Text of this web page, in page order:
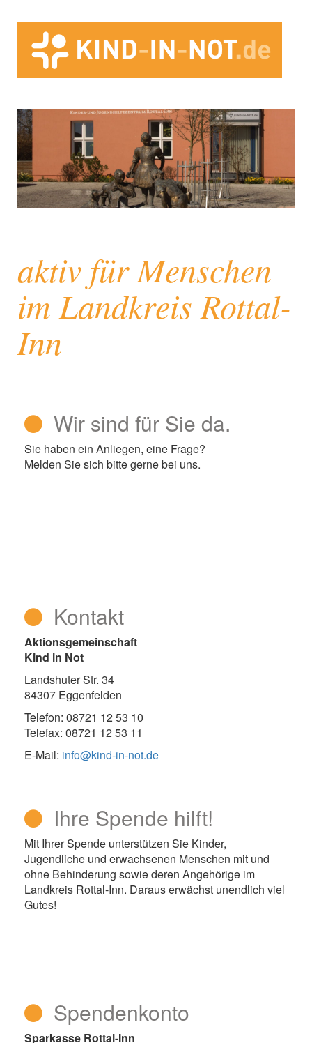
aktiv für Menschen
im Landkreis Rottal-
Inn
Wir sind für Sie da.
Sie haben ein Anliegen, eine Frage?
Melden Sie sich bitte gerne bei uns.
Kontakt
Aktionsgemeinschaft
Kind in Not
Landshuter Str. 34
84307 Eggenfelden
Telefon: 08721 12 53 10
Telefax: 08721 12 53 11
E-Mail: info@kind-in-not.de
Ihre Spende hilft!
Mit Ihrer Spende unterstützen Sie Kinder,
Jugendliche und erwachsenen Menschen mit und
ohne Behinderung sowie deren Angehörige im
Landkreis Rottal-Inn. Daraus erwächst unendlich viel
Gutes!
Spendenkonto
Sparkasse Rottal-Inn